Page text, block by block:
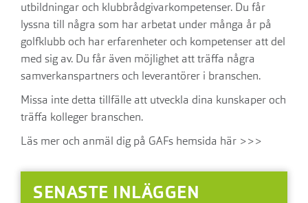
utbildningar och klubbrådgivarkompetenser. Du får
lyssna till några som har arbetat under många år på
golfklubb och har erfarenheter och kompetenser att del
med sig av. Du får även möjlighet att träffa några
samverkanspartners och leverantörer i branschen.
Missa inte detta tillfälle att utveckla dina kunskaper och
träffa kolleger branschen.
Läs mer och anmäl dig på GAFs hemsida här >>>
SENASTE INLÄGGEN